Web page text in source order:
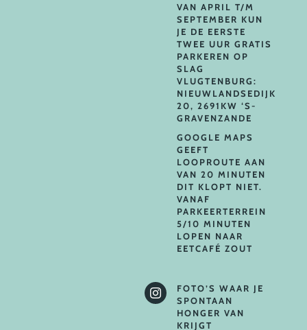
VAN APRIL T/M
SEPTEMBER KUN
JE DE EERSTE
TWEE UUR GRATIS
PARKEREN OP
SLAG
VLUGTENBURG:
NIEUWLANDSEDIJK
20, 2691KW ‘S-
GRAVENZANDE
GOOGLE MAPS
GEEFT
LOOPROUTE AAN
VAN 20 MINUTEN
DIT KLOPT NIET.
VANAF
PARKEERTERREIN
5/10 MINUTEN
LOPEN NAAR
EETCAFÉ ZOUT

FOTO’S WAAR JE
SPONTAAN
HONGER VAN
KRIJGT